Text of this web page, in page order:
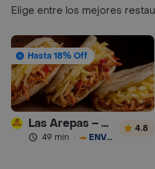
Elige entre los mejores
Hasta 18% Off
Las Arepas – Arepas Rellenas
49 min · ENVÍO GRATIS
4.8